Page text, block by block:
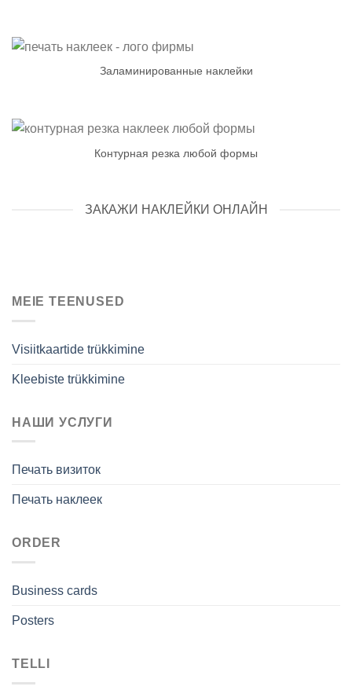
Заламинированные наклейки
Контурная резка любой формы
ЗАКАЖИ НАКЛЕЙКИ ОНЛАЙН
MEIE TEENUSED
Visiitkaartide trükkimine
Kleebiste trükkimine
НАШИ УСЛУГИ
Печать визиток
Печать наклеек
ORDER
Business cards
Posters
TELLI